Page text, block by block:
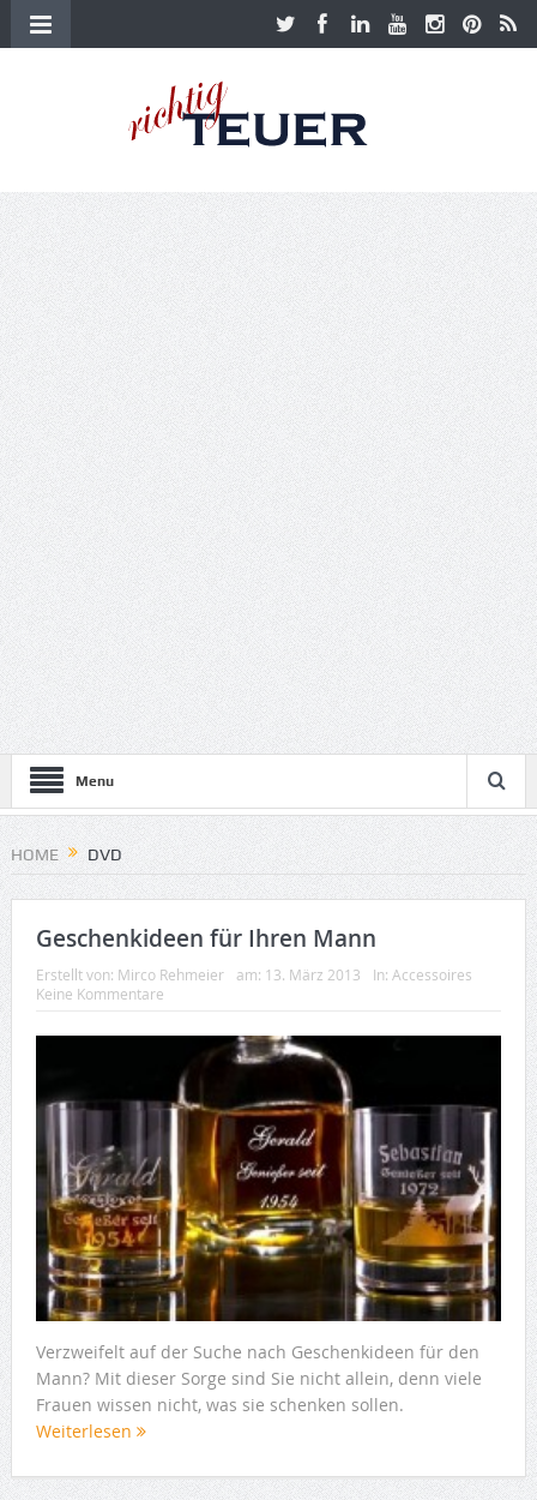
Menu
HOME DVD
Geschenkideen für Ihren Mann
Erstellt von: Mirco Rehmeier am: 13. März 2013 In: Accessoires
Keine Kommentare
Verzweifelt auf der Suche nach Geschenkideen für den
Mann? Mit dieser Sorge sind Sie nicht allein, denn viele
Frauen wissen nicht, was sie schenken sollen.
Weiterlesen